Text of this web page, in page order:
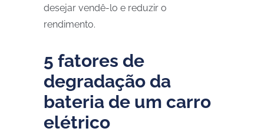
desejar vendê-lo e reduzir o
rendimento.
5 fatores de
degradação da
bateria de um carro
elétrico